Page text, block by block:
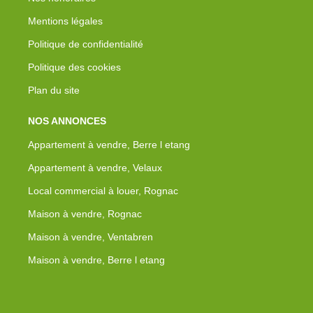
Mentions légales
Politique de confidentialité
Politique des cookies
Plan du site
NOS ANNONCES
Appartement à vendre, Berre l etang
Appartement à vendre, Velaux
Local commercial à louer, Rognac
Maison à vendre, Rognac
Maison à vendre, Ventabren
Maison à vendre, Berre l etang